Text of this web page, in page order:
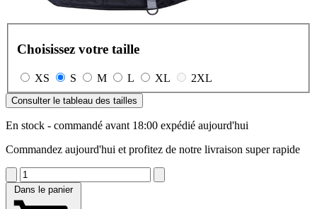
Choisissez votre taille
XS S M L XL 2XL
Consulter le tableau des tailles
En stock - commandé avant 18:00 expédié aujourd'hui
Commandez aujourd'hui et profitez de notre livraison super rapide
Dans le panier